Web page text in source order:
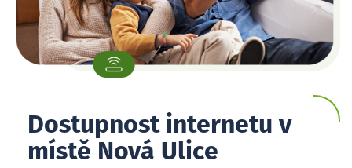
Dostupnost internetu v
místě Nová Ulice